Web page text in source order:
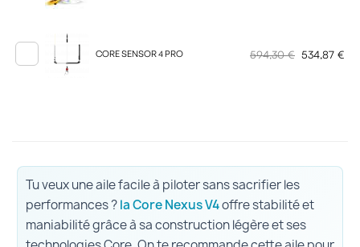
CORE SENSOR 4 PRO 594,30 € 534,87 €
Tu veux une aile facile à piloter sans sacrifier les
performances ?la Core Nexus V4offre stabilité et
maniabilité grâce à sa construction légère et ses